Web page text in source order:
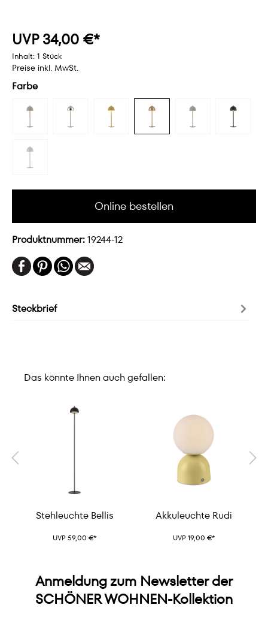
UVP 34,00 €*
Inhalt: 1 Stück
Preise inkl. MwSt.
Farbe
Online bestellen
Produktnummer:19244-12
Steckbrief
Das könnte Ihnen auch gefallen:
Stehleuchte Bellis
UVP 59,00 €*
Akkuleuchte Rudi
UVP 19,00 €*
Anmeldung zum Newsletter der
SCHÖNER WOHNEN-Kollektion